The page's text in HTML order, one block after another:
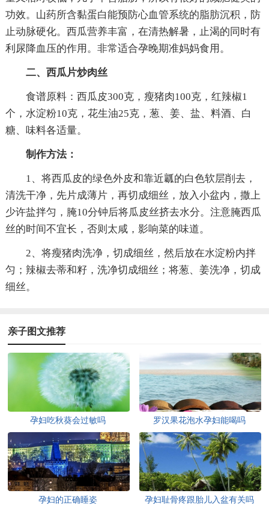
功效。山药所含黏蛋白能预防心血管系统的脂肪沉积，防
止动脉硬化。西瓜营养丰富，在清热解暑，止渴的同时有
利尿降血压的作用。非常适合孕晚期准妈妈食用。
二、西瓜片炒肉丝
食谱原料：西瓜皮300克，瘦猪肉100克，红辣椒1
个，水淀粉10克，花生油25克，葱、姜、盐、料酒、白
糖、味料各适量。
制作方法：
1、将西瓜皮的绿色外皮和靠近瓤的白色软层削去，
清洗干净，先片成薄片，再切成细丝，放入小盆内，撒上
少许盐拌匀，腌10分钟后将瓜皮丝挤去水分。注意腌西瓜
丝的时间不宜长，否则太咸，影响菜的味道。
2、将瘦猪肉洗净，切成细丝，然后放在水淀粉内拌
匀；辣椒去蒂和籽，洗净切成细丝；将葱、姜洗净，切成
细丝。
亲子图文推荐
孕妇吃秋葵会过敏吗 罗汉果花泡水孕妇能喝吗
孕妇的正确睡姿 孕妇耻骨疼跟胎儿入盆有关吗